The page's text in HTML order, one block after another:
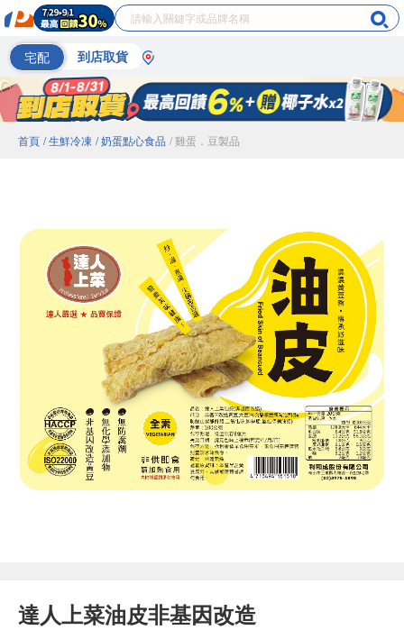
宅配 到店取貨
首頁 / 生鮮冷凍 / 奶蛋點心食品 / 雞蛋．豆製品
達人上菜油皮非基因改造